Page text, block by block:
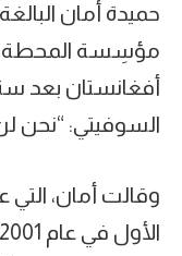
مؤسِسة المحطة،
أفغانستان بعد
السوفيتي: “نحن
وقالت أمان، التي